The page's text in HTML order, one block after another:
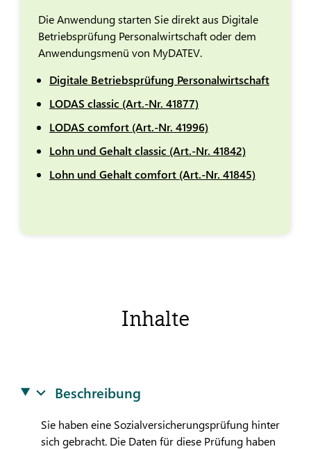
Die Anwendung starten Sie direkt aus Digitale
Betriebsprüfung Personalwirtschaft oder dem
Anwendungsmenü von MyDATEV.
Digitale Betriebsprüfung Personalwirtschaft
LODAS classic (Art.-Nr. 41877)
LODAS comfort (Art.-Nr. 41996)
Lohn und Gehalt classic (Art.-Nr. 41842)
Lohn und Gehalt comfort (Art.-Nr. 41845)
Inhalte
Beschreibung
Sie haben eine Sozialversicherungsprüfung hinter
sich gebracht. Die Daten für diese Prüfung haben